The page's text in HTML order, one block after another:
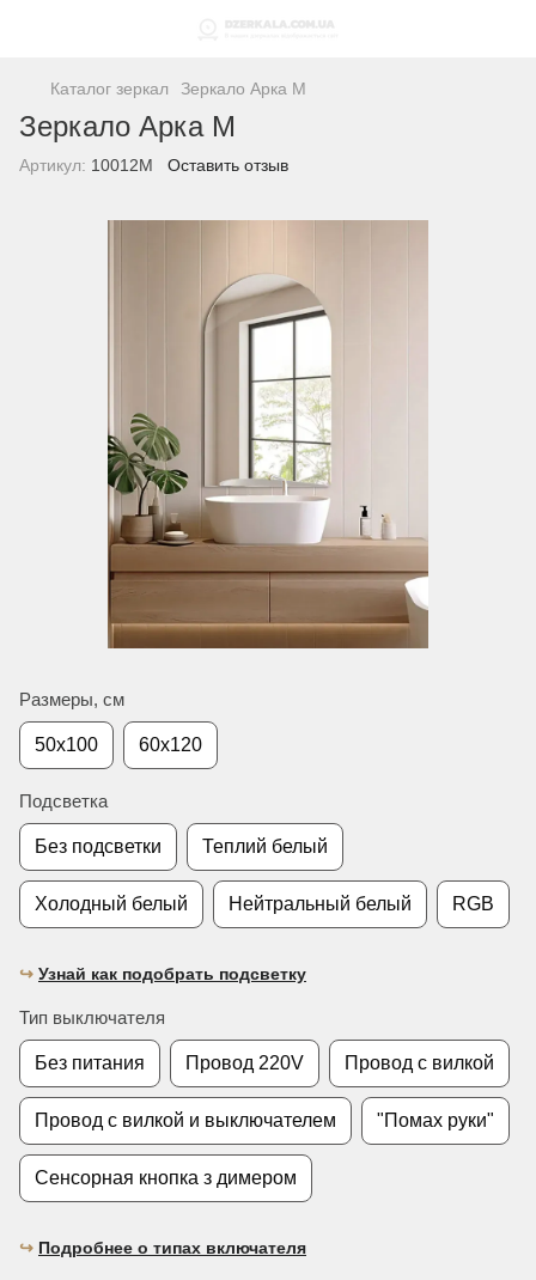
Каталог зеркал Зеркало Арка M
Зеркало Арка M
Артикул: 10012M Оставить отзыв
Размеры, см
50х100 60х120
Подсветка
Без подсветки Теплий белый
Холодный белый Нейтральный белый RGB
↪︎ Узнай как подобрать подсветку
Тип выключателя
Без питания Провод 220V Провод с вилкой
Провод с вилкой и выключателем "Помах руки"
Сенсорная кнопка з димером
↪︎ Подробнее о типах включателя